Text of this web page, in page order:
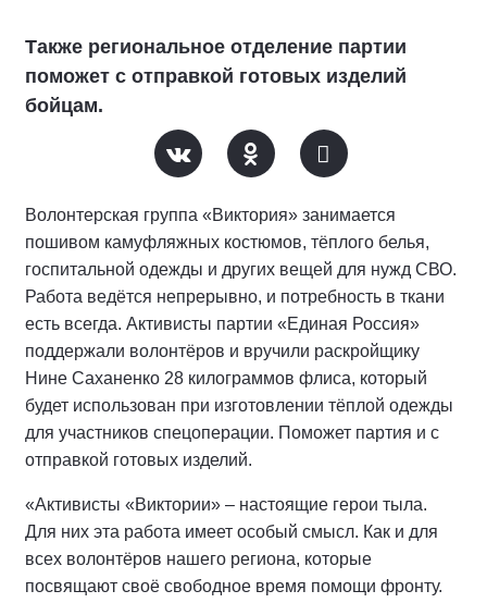
Также региональное отделение партии
поможет с отправкой готовых изделий
бойцам.
Волонтерская группа «Виктория» занимается
пошивом камуфляжных костюмов, тёплого белья,
госпитальной одежды и других вещей для нужд СВО.
Работа ведётся непрерывно, и потребность в ткани
есть всегда. Активисты партии «Единая Россия»
поддержали волонтёров и вручили раскройщику
Нине Саханенко 28 килограммов флиса, который
будет использован при изготовлении тёплой одежды
для участников спецоперации. Поможет партия и с
отправкой готовых изделий.
«Активисты «Виктории» – настоящие герои тыла.
Для них эта работа имеет особый смысл. Как и для
всех волонтёров нашего региона, которые
посвящают своё свободное время помощи фронту.